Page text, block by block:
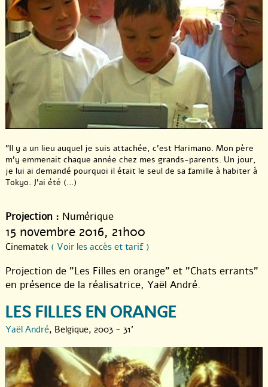
"Il y a un lieu auquel je suis attachée, c’est Harimano. Mon père
m’y emmenait chaque année chez mes grands-parents. Un jour,
je lui ai demandé pourquoi il était le seul de sa famille à habiter à
Tokyo. J’ai été (...)
Projection : Numérique
15 novembre 2016, 21h00
Cinematek ( Voir les accès et tarif )
Projection de "Les Filles en orange" et "Chats errants"
en présence de la réalisatrice, Yaël André.
LES FILLES EN ORANGE
Yaël André, Belgique, 2003 - 31'